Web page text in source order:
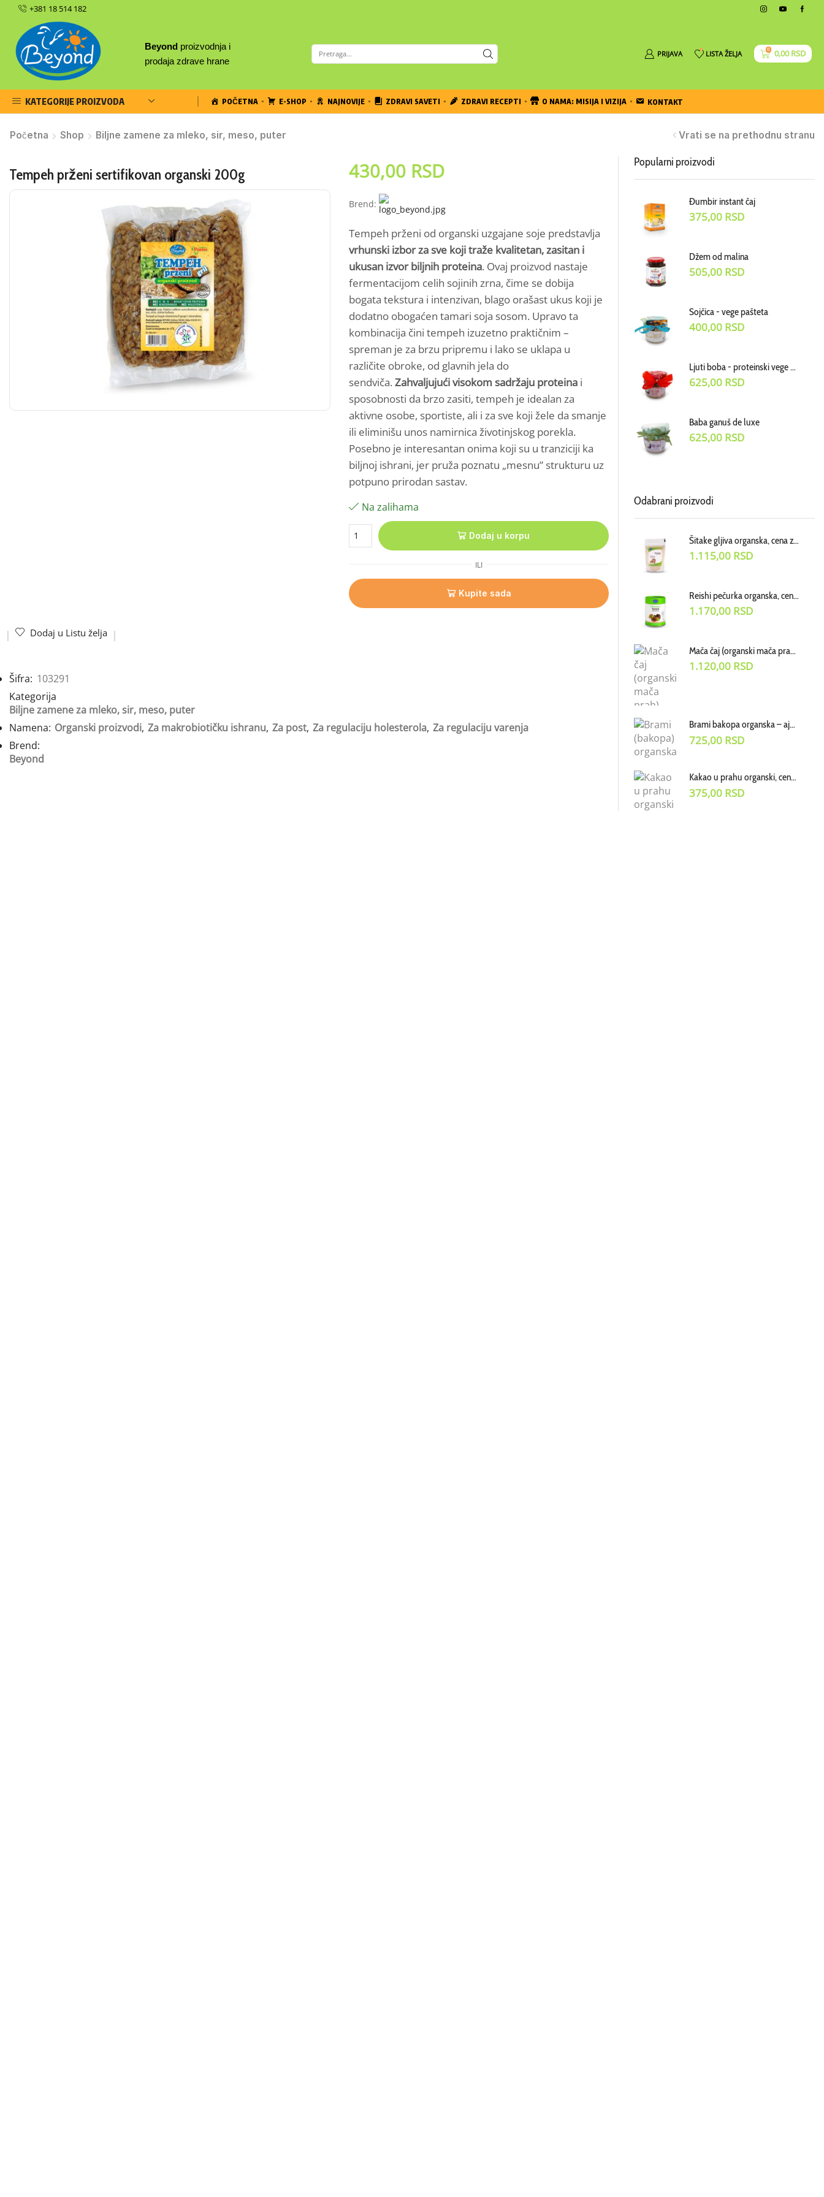
+381 18 514 182
Beyond proizvodnja i
prodaja zdrave hrane
PRIJAVA 0 LISTA ŽELJA 0 0,00RSD
KATEGORIJE PROIZVODA POČETNA E-SHOP NAJNOVIJE ZDRAVI SAVETI ZDRAVI RECEPTI O NAMA: MISIJA I VIZIJA KONTAKT
Početna Shop Biljne zamene za mleko, sir, meso, puter Vrati se na prethodnu stranu
Tempeh prženi sertifikovan organski 200g 430,00 RSD
Brend:
Tempeh prženi od organski uzgajane soje predstavlja
vrhunski izbor za sve koji traže kvalitetan, zasitan i
ukusan izvor biljnih proteina. Ovaj proizvod nastaje
fermentacijom celih sojinih zrna, čime se dobija
bogata tekstura i intenzivan, blago orašast ukus koji je
dodatno obogaćen tamari soja sosom. Upravo ta
kombinacija čini tempeh izuzetno praktičnim –
spreman je za brzu pripremu i lako se uklapa u
različite obroke, od glavnih jela do
sendviča.Zahvaljujući visokom sadržaju proteina i
sposobnosti da brzo zasiti, tempeh je idealan za
aktivne osobe, sportiste, ali i za sve koji žele da smanje
ili eliminišu unos namirnica životinjskog porekla.
Posebno je interesantan onima koji su u tranziciji ka
biljnoj ishrani, jer pruža poznatu „mesnu” strukturu uz
potpuno prirodan sastav.
Na zalihama
Dodaj u korpu
ILI
Kupite sada
Dodaj u Listu želja
Šifra: 103291
Kategorija
Biljne zamene za mleko, sir, meso, puter
Namena: Organski proizvodi, Za makrobiotičku ishranu, Za post, Za regulaciju holesterola, Za regulaciju varenja
Brend:
Beyond
Popularni proizvodi
Đumbir instant čaj
375,00 RSD
Džem od malina
505,00 RSD
Sojčica - vege pašteta
400,00 RSD
Ljuti boba - proteinski vege dodatak uz jela
625,00 RSD
Baba ganuš de luxe
625,00 RSD
Odabrani proizvodi
Šitake gljiva organska, cena za 100g
1.115,00 RSD
Reishi pečurka organska, cena za 100g
1.170,00 RSD
Mača čaj (organski mača prah) cena za 50g
1.120,00 RSD
Brami bakopa organska – ajurvedski biljni prah, cena za 70 g
725,00 RSD
Kakao u prahu organski, cena za 100
375,00 RSD